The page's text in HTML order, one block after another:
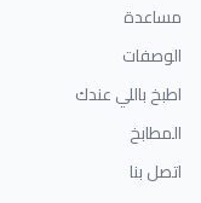
مساعدة
الوصفات
اطبخ باللي عندك
المطابخ
اتصل بنا